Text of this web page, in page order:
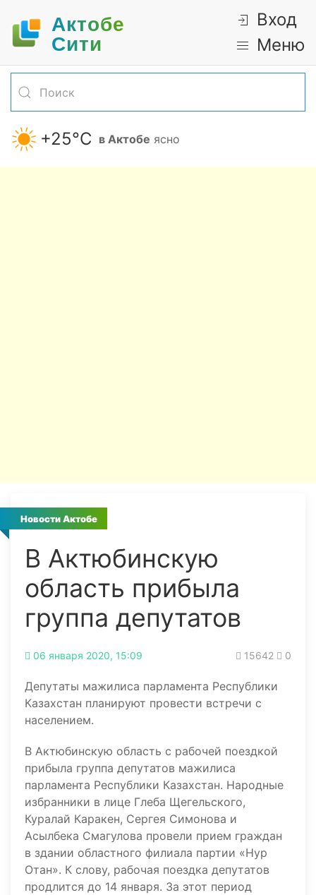
Актобе
Cити
Вход
Меню
+25°С в Актобе ясно
Новости Актобе
В Актюбинскую
область прибыла
группа депутатов
06 января 2020, 15:09 15642 0
Депутаты мажилиса парламента Республики
Казахстан планируют провести встречи с
населением.
В Актюбинскую область с рабочей поездкой
прибыла группа депутатов мажилиса
парламента Республики Казахстан. Народные
избранники в лице Глеба Щегельского,
Куралай Каракен, Сергея Симонова и
Асылбека Смагулова провели прием граждан
в здании областного филиала партии «Нур
Отан». К слову, рабочая поездка депутатов
продлится до 14 января. За этот период